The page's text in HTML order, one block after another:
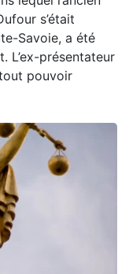
s’était
Savoie, a été
L’ex-présentateur
pouvoir